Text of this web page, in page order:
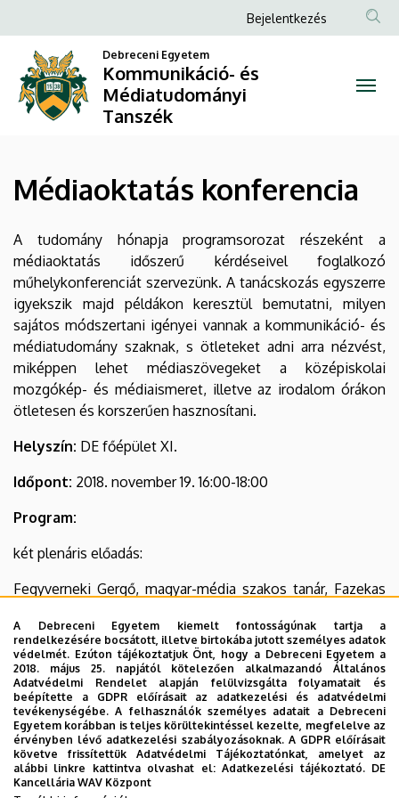
konferencia
Kommunikáció-
Médiatudományi
Tanszék
a
tartalomra
Anonim
fiók
menüje
Bejelentkezés
Debreceni Egyetem
Kommunikáció- és
Médiatudományi
Tanszék
Médiaoktatás konferencia
A tudomány hónapja programsorozat részeként a
médiaoktatás időszerű kérdéseivel foglalkozó
műhelykonferenciát szervezünk. A tanácskozás egyszerre
igyekszik majd példákon keresztül bemutatni, milyen
sajátos módszertani igényei vannak a kommunikáció- és
médiatudomány szaknak, s ötleteket adni arra nézvést,
miképpen lehet médiaszövegeket a középiskolai
mozgókép- és médiaismeret, illetve az irodalom órákon
ötletesen és korszerűen hasznosítani.
Helyszín: DE főépület XI.
Időpont: 2018. november 19. 16:00-18:00
Program:
két plenáris előadás:
Fegyverneki Gergő, magyar-média szakos tanár, Fazekas
Oláh Szabolcs, tanszékvezető egyetemi docens, DE
Kommunikáció- és Médiatudományi Tanszék
Panelbeszélgetés:
Fegyverneki Gergő,
Dr. Fodor Péter (egyetemi adjunktus, DE),
Dr. Molnár Gábor Tamás (egyetemi adjunktus, ELTE),
A Debreceni Egyetem kiemelt fontosságúnak tartja a
rendelkezésére bocsátott, illetve birtokába jutott személyes adatok
védelmét. Ezúton tájékoztatjuk Önt, hogy a Debreceni Egyetem a
2018. május 25. napjától kötelezően alkalmazandó Általános
Adatvédelmi Rendelet alapján felülvizsgálta folyamatait és
beépítette a GDPR előírásait az adatkezelési és adatvédelmi
tevékenységébe. A felhasználók személyes adatait a Debreceni
Egyetem korábban is teljes körültekintéssel kezelte, megfelelve az
érvényben lévő adatkezelési szabályozásoknak. A GDPR előírásait
követve frissítettük Adatvédelmi Tájékoztatónkat, amelyet az
alábbi linkre kattintva olvashat el:Adatkezelési tájékoztató. DE
Kancellária WAV Központ